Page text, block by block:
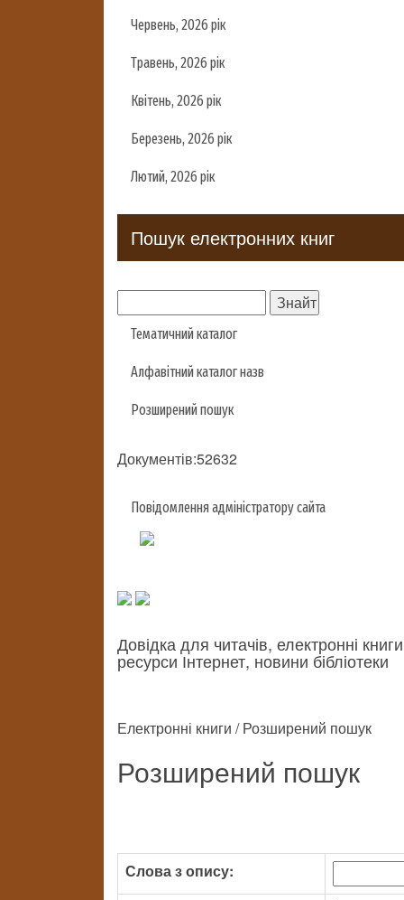
Червень, 2026 рік
Травень, 2026 рік
Квітень, 2026 рік
Березень, 2026 рік
Лютий, 2026 рік
Пошук електронних книг
Тематичний каталог
Алфавітний каталог назв
Розширений пошук
Документів:52632
Повідомлення адміністратору сайта
Довідка для читачів, електронні
ресурси Інтернет, новини бібліотеки
Електронні книги / Розширений пошук
Розширений пошук
Слова з опису: